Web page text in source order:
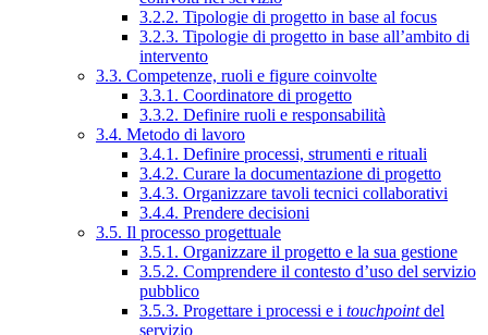
3.2.2. Tipologie di progetto in base al focus
3.2.3. Tipologie di progetto in base all’ambito di
intervento
3.3. Competenze, ruoli e figure coinvolte
3.3.1. Coordinatore di progetto
3.3.2. Definire ruoli e responsabilità
3.4. Metodo di lavoro
3.4.1. Definire processi, strumenti e rituali
3.4.2. Curare la documentazione di progetto
3.4.3. Organizzare tavoli tecnici collaborativi
3.4.4. Prendere decisioni
3.5. Il processo progettuale
3.5.1. Organizzare il progetto e la sua gestione
3.5.2. Comprendere il contesto d’uso del servizio
pubblico
3.5.3. Progettare i processi e i touchpointdel
servizio